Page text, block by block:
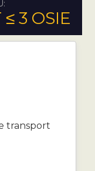
3 OSIE
transport